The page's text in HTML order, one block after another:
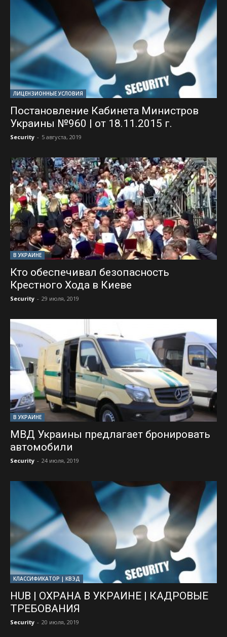
ЛИЦЕНЗИОННЫЕ УСЛОВИЯ
Постановление Кабинета Министров
Украины №960 | от 18.11.2015 г.
Security - 5 августа, 2019
В УКРАИНЕ
Кто обеспечивал безопасность
Крестного Хода в Киеве
Security - 29 июля, 2019
В УКРАИНЕ
МВД Украины предлагает бронировать
автомобили
Security - 24 июля, 2019
КЛАССИФИКАТОР | КВЭД
HUB | ОХРАНА В УКРАИНЕ | КАДРОВЫЕ
ТРЕБОВАНИЯ
Security - 20 июля, 2019